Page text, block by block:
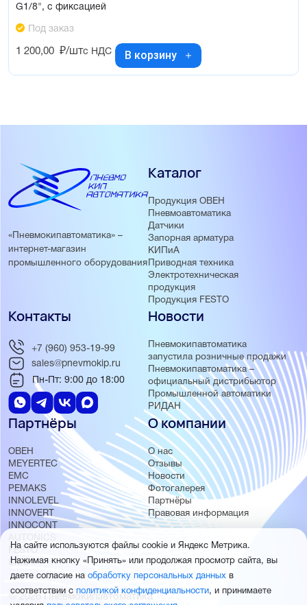
G1/8", с фиксацией
Под заказ
1 200,00 ₽/штс НДС В корзину
«Пневмокипавтоматика» –
интернет-магазин
промышленного оборудования
Каталог
Продукция ОВЕН
Пневмоавтоматика
Датчики
Запорная арматура
КИПиА
Приводная техника
Электротехническая
продукция
Продукция FESTO
Новости
Пневмокипавтоматика
запустила розничные продажи
Пневмокипавтоматика –
официальный дистрибьютор
Промышленной автоматики
РИДАН
Партнёры
ОВЕН
MEYERTEC
EMC
PEMAKS
INNOLEVEL
INNOVERT
INNOCONT
AUTONICS
FESTO
SMC
О компании
О нас
Отзывы
Новости
Фотогалерея
Партнёры
Правовая информация
Контакты
+7 (960) 953-19-99
sales@pnevmokip.ru
Пн-Пт: 9:00 до 18:00
© 2026 Пневмокипавтоматика
На сайте используются файлы cookie и Яндекс Метрика.
Нажимая кнопку «Принять» или продолжая просмотр сайта, вы
даете согласие на обработку персональных данных в
соответствии с политикой конфиденциальности, и принимаете